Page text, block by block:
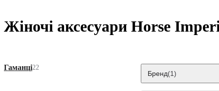
Жіночі аксесуари Horse
Гаманці22
Бренд(1)